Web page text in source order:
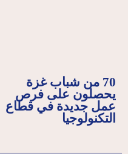
70 من شباب غزة
يحصلون على فرص
عمل جديدة في قطاع
التكنولوجيا